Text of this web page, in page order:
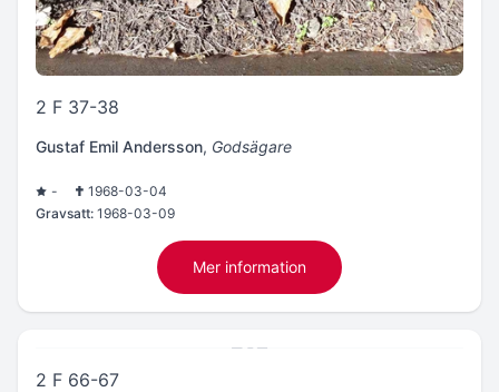
2 F 37-38
Gustaf Emil Andersson, Godsägare
-
1968-03-04
Gravsatt: 1968-03-09
Mer information
2 F 66-67